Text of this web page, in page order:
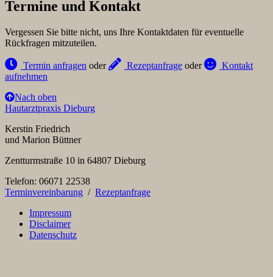
Termine und Kontakt
Vergessen Sie bitte nicht, uns Ihre Kontaktdaten für eventuelle
Rückfragen mitzuteilen.
Termin anfragen oder Rezeptanfrage oder
Kontakt
aufnehmen
Nach oben
Hautarztpraxis Dieburg
Kerstin Friedrich
und Marion Büttner
Zentturmstraße 10 in 64807 Dieburg
Telefon: 06071 22538
Terminvereinbarung / Rezeptanfrage
Impressum
Disclaimer
Datenschutz